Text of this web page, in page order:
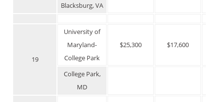
Blacksburg, VA
19
University of
Maryland-
College Park
$25,300 $17,600
College Park,
MD